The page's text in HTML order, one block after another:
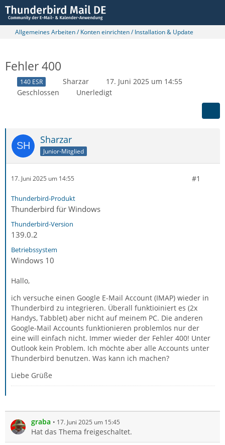
Allgemeines Arbeiten / Konten einrichten / Installation & Update
Fehler 400
140 ESR Sharzar
17. Juni 2025 um 14:55
Geschlossen
Unerledigt
Sharzar
Junior-Mitglied
17. Juni 2025 um 14:55 #1
Thunderbird-Produkt
Thunderbird für Windows
Thunderbird-Version
139.0.2
Betriebssystem
Windows 10
Hallo,
ich versuche einen Google E-Mail Account (IMAP) wieder in
Thunderbird zu integrieren. Überall funktioiniert es (2x
Handys, Tabblet) aber nicht auf meinem PC. Die anderen
Google-Mail Accounts funktionieren problemlos nur der
eine will einfach nicht. Immer wieder der Fehler 400! Unter
Outlook kein Problem. Ich möchte aber alle Accounts unter
Thunderbird benutzen. Was kann ich machen?
Liebe Grüße
graba 17. Juni 2025 um 15:45
Hat das Thema freigeschaltet.